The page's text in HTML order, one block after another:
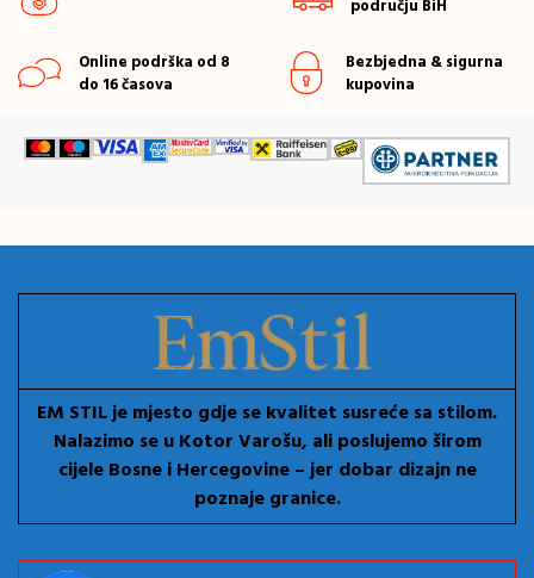
području BiH
Online podrška od 8
do 16 časova
Bezbjedna & sigurna
kupovina
EM STIL je mjesto gdje se kvalitet susreće sa stilom.
Nalazimo se u Kotor Varošu, ali poslujemo širom
cijele Bosne i Hercegovine – jer dobar dizajn ne
poznaje granice.